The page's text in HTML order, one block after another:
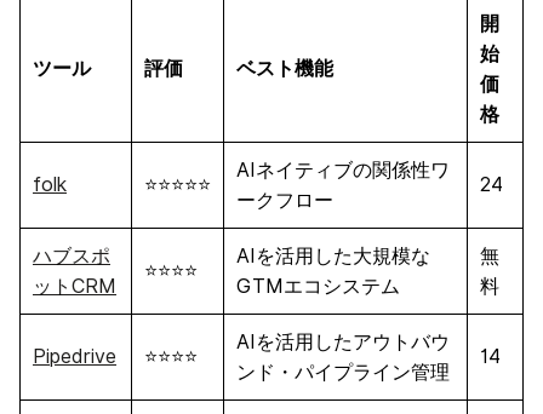
ツール 評価 ベスト機能
開
始
価
格
folk ⭐⭐⭐⭐⭐
AIネイティブの関係性ワ
ークフロー
24
ハブスポ
ットCRM
⭐⭐⭐⭐
AIを活用した大規模な
GTMエコシステム
無
料
Pipedrive ⭐⭐⭐⭐
AIを活用したアウトバウ
ンド・パイプライン管理
14